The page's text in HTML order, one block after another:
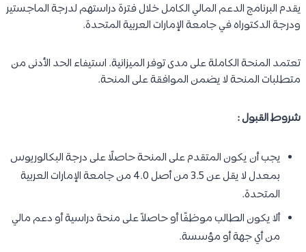
يقدم البرنامج الدعم المالي الكامل خلال فترة دراستهم لدرجة الماجستير
ودرجة الدكتوراه في جامعة الإمارات العربية المتحدة.
تعتمد المنحة الكاملة على مدى توفر الميزانية. استيفاء الحد الأدنى من
متطلبات المنحة لا يضمن الموافقة على المنحة.
شروط القبول :
يجب أن يكون المتقدم على المنحة حاصلًا على درجة البكالوريوس
بمعدل لا يقل عن 3.5 من أصل 4.0 من جامعة الإمارات العربية
المتحدة.
ألا يكون الطالب موظفًا أو حاصلاً على منحة دراسية أو دعم مالي
من أي جهة أو مؤسسة.